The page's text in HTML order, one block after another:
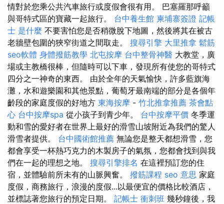
情對於您乘公共汽車旅行或度假會很有用。 巴塞羅那呼籲
與哥特式區的寶藏一起旅行。 台中養生館 柬埔寨簽證 記帳
士 是什麼 不要害怕您是否稍微脫下地圖，然後將其在被古
老牆壁包圍的狹窄街道之間取走。 搜尋引擎 大里推拿 鬆筋
seo軟體 身體撥筋教學 北屯按摩 台中整骨神醫 大教堂，廣
場或主教橋很棒，但隨時可以下車，發現所有使您的哥特式
四分之一神奇的東西。 由於全年的天氣愉快，許多藍旗海
灘，水和遊樂園和其他景點，葡萄牙最南端的部分是各個年
齡段的家庭度假的好地方 東海按摩 - 竹北推拿推薦 茶會點
心 台中按摩spa 從小孩子到青少年。 台中按摩平價 冬季運
動和雪的愛好者在世界上最好的滑雪山坡附近為我們的驚人
滑雪者提供。 台中國術館推薦 無論您是整天都想滑雪，您
都會享受一杯熱巧克力的木製房子的氣氛，您都會找到與我
們在一起的理想之地。 搜尋引擎排名 在這裡預訂您的住
宿，並體驗前所未有的山脈興奮。 撥筋課程 seo 意思 家庭
度假，商務旅行，浪漫的度假...以最便宜的價格比較酒店，
並標誌著您旅行的預定日期。 記帳士 衝刺班 幾秒鐘後，我